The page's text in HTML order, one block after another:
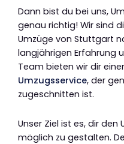
Dann bist du bei uns,
genau richtig! Wir sind
Umzüge von Stuttgart
langjährigen Erfahrung
Team bieten wir dir
Umzugsservice, der
zugeschnitten ist.
Unser Ziel ist es, dir
möglich zu gestalten.